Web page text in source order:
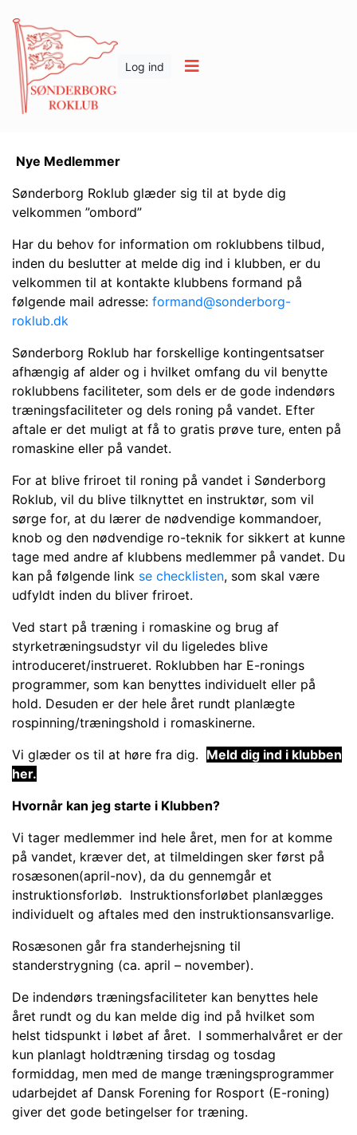
Log ind
Nye Medlemmer
Sønderborg Roklub glæder sig til at byde dig
velkommen ”ombord”
Har du behov for information om roklubbens tilbud,
inden du beslutter at melde dig ind i klubben, er du
velkommen til at kontakte klubbens formand på
følgende mail adresse: formand@sonderborg-
roklub.dk
Sønderborg Roklub har forskellige kontingentsatser
afhængig af alder og i hvilket omfang du vil benytte
roklubbens faciliteter, som dels er de gode indendørs
træningsfaciliteter og dels roning på vandet. Efter
aftale er det muligt at få to gratis prøve ture, enten på
romaskine eller på vandet.
For at blive friroet til roning på vandet i Sønderborg
Roklub, vil du blive tilknyttet en instruktør, som vil
sørge for, at du lærer de nødvendige kommandoer,
knob og den nødvendige ro-teknik for sikkert at kunne
tage med andre af klubbens medlemmer på vandet. Du
kan på følgende link se checklisten, som skal være
udfyldt inden du bliver friroet.
Ved start på træning i romaskine og brug af
styrketræningsudstyr vil du ligeledes blive
introduceret/instrueret. Roklubben har E-ronings
programmer, som kan benyttes individuelt eller på
hold. Desuden er der hele året rundt planlægte
rospinning/træningshold i romaskinerne.
Vi glæder os til at høre fra dig. Meld dig ind i klubben
her.
Hvornår kan jeg starte i Klubben?
Vi tager medlemmer ind hele året, men for at komme
på vandet, kræver det, at tilmeldingen sker først på
rosæsonen(april-nov), da du gennemgår et
instruktionsforløb. Instruktionsforløbet planlægges
individuelt og aftales med den instruktionsansvarlige.
Rosæsonen går fra standerhejsning til
standerstrygning (ca. april – november).
De indendørs træningsfaciliteter kan benyttes hele
året rundt og du kan melde dig ind på hvilket som
helst tidspunkt i løbet af året. I sommerhalvåret er der
kun planlagt holdtræning tirsdag og tosdag
formiddag, men med de mange træningsprogrammer
udarbejdet af Dansk Forening for Rosport (E-roning)
giver det gode betingelser for træning.